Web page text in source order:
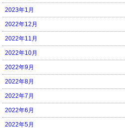
2023年1月
2022年12月
2022年11月
2022年10月
2022年9月
2022年8月
2022年7月
2022年6月
2022年5月